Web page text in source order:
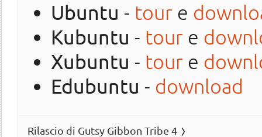
Ubuntu - tour e
Kubuntu - tour e
Xubuntu - tour e
Edubuntu - download
Rilascio di Gutsy Gibbon Tribe 4